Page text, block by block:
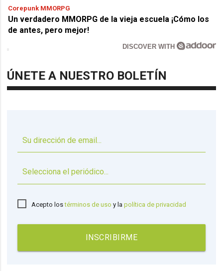
Corepunk MMORPG
Un verdadero MMORPG de la vieja escuela ¡Cómo los
de antes, pero mejor!
DISCOVER WITH
ÚNETE A NUESTRO BOLETÍN
Acepto lostérminos de uso y lapolítica de privacidad
INSCRIBIRME